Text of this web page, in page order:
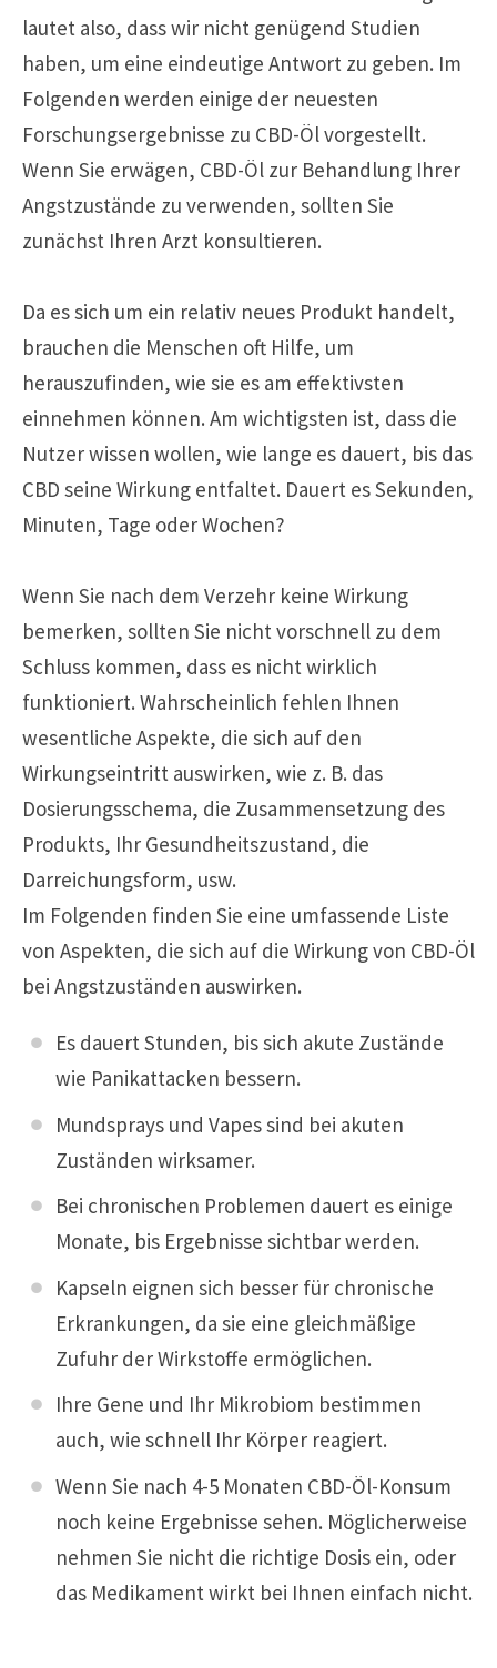
lautet also, dass wir nicht genügend Studien
haben, um eine eindeutige Antwort zu geben. Im
Folgenden werden einige der neuesten
Forschungsergebnisse zu CBD-Öl vorgestellt.
Wenn Sie erwägen, CBD-Öl zur Behandlung Ihrer
Angstzustände zu verwenden, sollten Sie
zunächst Ihren Arzt konsultieren.
Da es sich um ein relativ neues Produkt handelt,
brauchen die Menschen oft Hilfe, um
herauszufinden, wie sie es am effektivsten
einnehmen können. Am wichtigsten ist, dass die
Nutzer wissen wollen, wie lange es dauert, bis das
CBD seine Wirkung entfaltet. Dauert es Sekunden,
Minuten, Tage oder Wochen?
Wenn Sie nach dem Verzehr keine Wirkung
bemerken, sollten Sie nicht vorschnell zu dem
Schluss kommen, dass es nicht wirklich
funktioniert. Wahrscheinlich fehlen Ihnen
wesentliche Aspekte, die sich auf den
Wirkungseintritt auswirken, wie z. B. das
Dosierungsschema, die Zusammensetzung des
Produkts, Ihr Gesundheitszustand, die
Darreichungsform, usw.
Im Folgenden finden Sie eine umfassende Liste
von Aspekten, die sich auf die Wirkung von CBD-Öl
bei Angstzuständen auswirken.
Es dauert Stunden, bis sich akute Zustände
wie Panikattacken bessern.
Mundsprays und Vapes sind bei akuten
Zuständen wirksamer.
Bei chronischen Problemen dauert es einige
Monate, bis Ergebnisse sichtbar werden.
Kapseln eignen sich besser für chronische
Erkrankungen, da sie eine gleichmäßige
Zufuhr der Wirkstoffe ermöglichen.
Ihre Gene und Ihr Mikrobiom bestimmen
auch, wie schnell Ihr Körper reagiert.
Wenn Sie nach 4-5 Monaten CBD-Öl-Konsum
noch keine Ergebnisse sehen. Möglicherweise
nehmen Sie nicht die richtige Dosis ein, oder
das Medikament wirkt bei Ihnen einfach nicht.